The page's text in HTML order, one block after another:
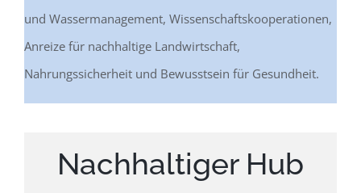
und Wassermanagement, Wissenschaftskooperationen,
Anreize für nachhaltige Landwirtschaft,
Nahrungssicherheit und Bewusstsein für Gesundheit.
Nachhaltiger Hub